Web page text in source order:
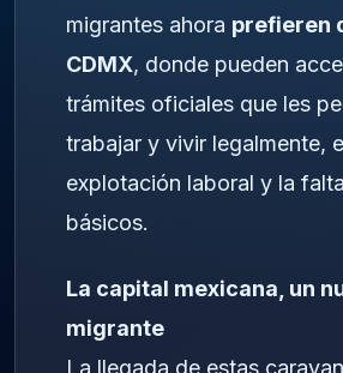
migrantes ahora prefieren
CDMX, donde pueden
trámites oficiales que les
trabajar y vivir legalmente,
explotación laboral y la
básicos.
La capital mexicana, un
migrante
La llegada de estas